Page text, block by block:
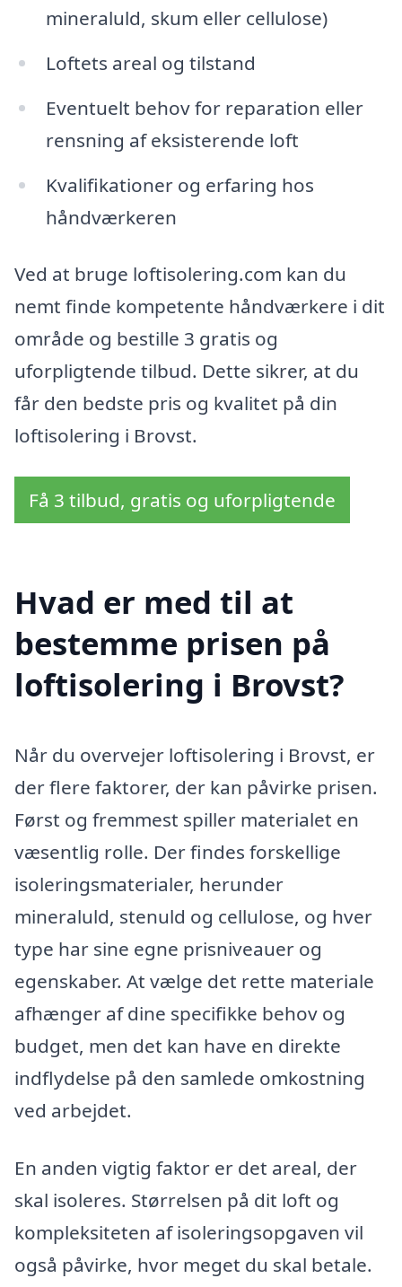
mineraluld, skum eller cellulose)
Loftets areal og tilstand
Eventuelt behov for reparation eller
rensning af eksisterende loft
Kvalifikationer og erfaring hos
håndværkeren
Ved at bruge loftisolering.com kan du
nemt finde kompetente håndværkere i dit
område og bestille 3 gratis og
uforpligtende tilbud. Dette sikrer, at du
får den bedste pris og kvalitet på din
loftisolering i Brovst.
Få 3 tilbud, gratis og uforpligtende
Hvad er med til at
bestemme prisen på
loftisolering i Brovst?
Når du overvejer loftisolering i Brovst, er
der flere faktorer, der kan påvirke prisen.
Først og fremmest spiller materialet en
væsentlig rolle. Der findes forskellige
isoleringsmaterialer, herunder
mineraluld, stenuld og cellulose, og hver
type har sine egne prisniveauer og
egenskaber. At vælge det rette materiale
afhænger af dine specifikke behov og
budget, men det kan have en direkte
indflydelse på den samlede omkostning
ved arbejdet.
En anden vigtig faktor er det areal, der
skal isoleres. Størrelsen på dit loft og
kompleksiteten af isoleringsopgaven vil
også påvirke, hvor meget du skal betale.